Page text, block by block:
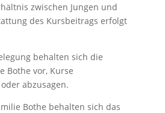
zwischen Jungen und
des Kursbeitrags erfolgt
behalten sich die
Bothe vor, Kurse
abzusagen.
Bothe behalten sich das